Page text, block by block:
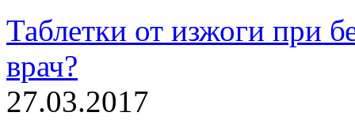
Таблетки от изжоги при
врач?
27.03.2017